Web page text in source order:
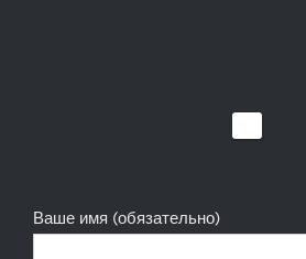
Ваше имя (обязательно)